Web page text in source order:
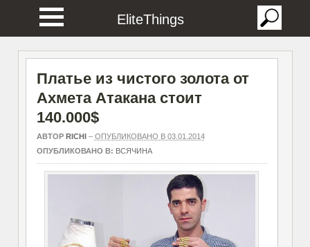
EliteThings
Платье из чистого золота от
Ахмета Атакана стоит
140.000$
АВТОР RICHI– ОПУБЛИКОВАНО В 03.01.2014
ОПУБЛИКОВАНО В: ВСЯЧИНА